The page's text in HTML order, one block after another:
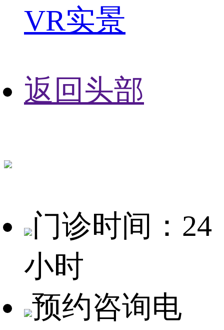
VR实景
返回头部
门诊时间：24
小时
预约咨询电